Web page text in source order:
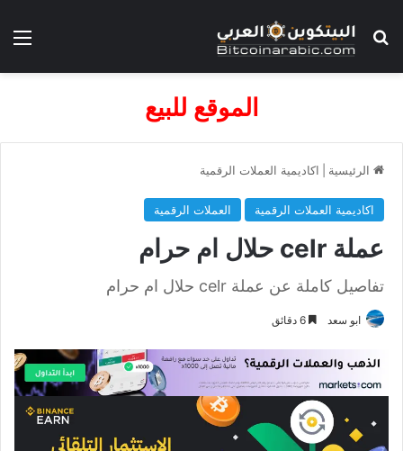
بحث عن
الموقع للبيع
الرئيسية اكاديمية العملات الرقمية
اكاديمية العملات الرقمية العملات الرقمية
عملة celr حلال ام حرام
تفاصيل كاملة عن عملة celr حلال ام حرام
ابو سعد